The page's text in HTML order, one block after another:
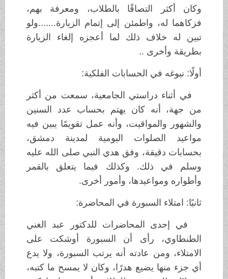
وكان أكثر التصاقًا بالطلاب، ومعرفة بهم،
فزكاهما له، واطمئن إلى إتمام الزيارة.......ولو
تبين له خلاف ذلك لما أعجزه إلغاء الزيارة
بطريقة وأخرى ..
أولًا: نبوغه في الحسابات الفلكية:
في أثناء دراستي الجامعية، سمعت من أكثر
من جهة، أنه كان يهتم بحساب عدد السنين
والشهور والمواقيت، وأنه عمل تقويمًا يبين فيه
مواعيد الصلوات اليومية لمدينة دمشق،
بحسابات دقيقة، وفق هدي النبي صلى الله عليه
وسلم في ذلك. وكذلك فيما يتعلق بالقمر
وأطواره ومواعيدها، وأمور أخرى.
ثانيًا: امتلاء السبورة في المحاضرة:
في إحدى المحاضرات للدكتور عبد الغني
الطنطاوي، رأى أن السبورة أوشكت على
الامتلاء، ومن عادته أنه يرتب السبورة، ولا يدع
أي جزء منها يضيع هدرًا، وكان لا يمسح ما كتبه،